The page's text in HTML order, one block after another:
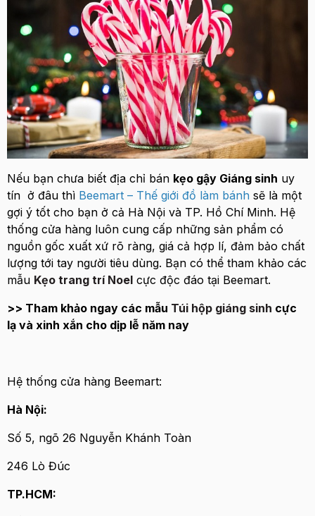
Nếu bạn chưa biết địa chỉ bán kẹo gậy Giáng sinh uy
tín ở đâu thì Beemart – Thế giới đồ làm bánh sẽ là một
gợi ý tốt cho bạn ở cả Hà Nội và TP. Hồ Chí Minh. Hệ
thống cửa hàng luôn cung cấp những sản phẩm có
nguồn gốc xuất xứ rõ ràng, giá cả hợp lí, đảm bảo chất
lượng tới tay người tiêu dùng. Bạn có thể tham khảo các
mẫu Kẹo trang trí Noel cực độc đáo tại Beemart.
>> Tham khảo ngay các mẫu Túi hộp giáng sinh cực
lạ và xinh xắn cho dịp lễ năm nay
Hệ thống cửa hàng Beemart:
Hà Nội:
Số 5, ngõ 26 Nguyễn Khánh Toàn
246 Lò Đúc
TP.HCM: